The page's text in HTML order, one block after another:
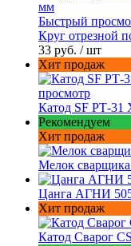
Быстрый
Круг отрезной
33 руб. / шт
Хит продаж
просмотр
Катод SF РТ-31
Рекомендуем
Хит продаж
Мелок сварщика
Цанга АГНИ
Хит продаж
Катод Сварог